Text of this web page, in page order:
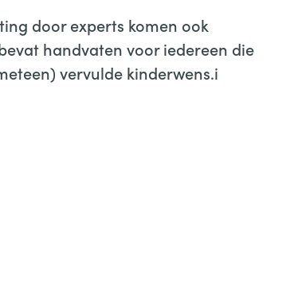
door experts komen ook
handvaten voor iedereen die
vervulde kinderwens.i